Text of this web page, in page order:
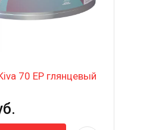
70 EP глянцевый